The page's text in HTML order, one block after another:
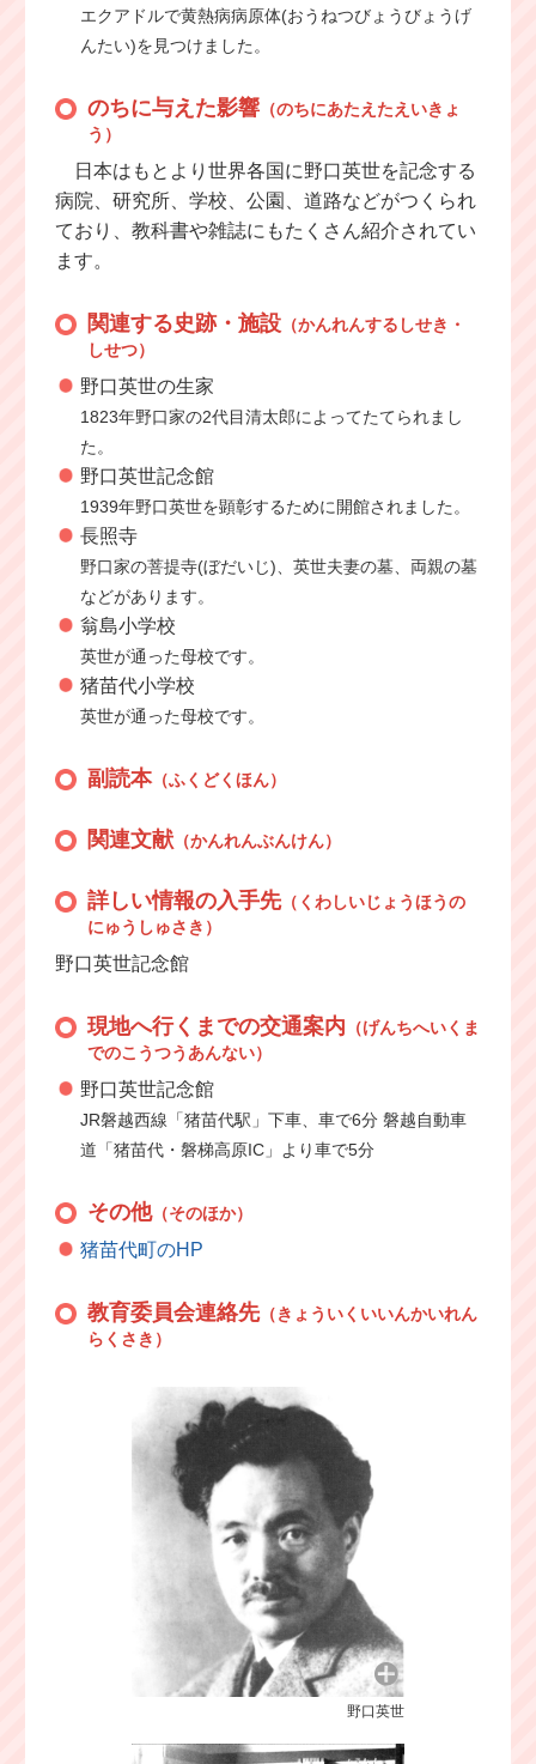
エクアドルで黄熱病病原体(おうねつびょうびょうげ
んたい)を見つけました。
のちに与えた影響（のちにあたえたえいきょ
う）
日本はもとより世界各国に野口英世を記念する
病院、研究所、学校、公園、道路などがつくられ
ており、教科書や雑誌にもたくさん紹介されてい
ます。
関連する史跡・施設（かんれんするしせき・
しせつ）
野口英世の生家
1823年野口家の2代目清太郎によってたてられまし
た。
野口英世記念館
1939年野口英世を顕彰するために開館されました。
長照寺
野口家の菩提寺(ぼだいじ)、英世夫妻の墓、両親の墓
などがあります。
翁島小学校
英世が通った母校です。
猪苗代小学校
英世が通った母校です。
副読本（ふくどくほん）
関連文献（かんれんぶんけん）
詳しい情報の入手先（くわしいじょうほうの
にゅうしゅさき）
野口英世記念館
現地へ行くまでの交通案内 （げんちへいくま
でのこうつうあんない）
野口英世記念館
JR磐越西線「猪苗代駅」下車、車で6分 磐越自動車
道「猪苗代・磐梯高原IC」より車で5分
その他（そのほか）
猪苗代町のHP
教育委員会連絡先（きょういくいいんかいれん
らくさき）
野口英世